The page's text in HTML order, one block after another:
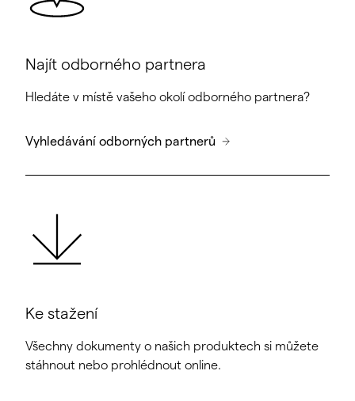
Najít odborného partnera
Hledáte v místě vašeho okolí odborného partnera?
Vyhledávání odborných partnerů
Ke stažení
Všechny dokumenty o našich produktech si můžete
stáhnout nebo prohlédnout online.